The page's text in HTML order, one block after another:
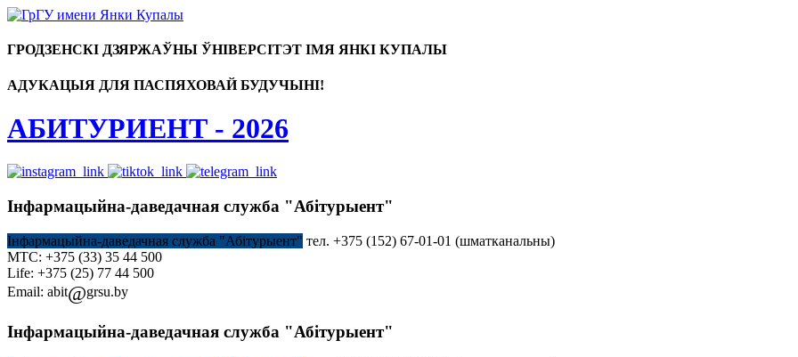
ГРОДЗЕНСКІ ДЗЯРЖАЎНЫ ЎНІВЕРСІТЭТ ІМЯ ЯНКІ КУПАЛЫ
АДУКАЦЫЯ ДЛЯ ПАСПЯХОВАЙ БУДУЧЫНІ!
АБИТУРИЕНТ - 2026
Інфармацыйна-даведачная служба "Абітурыент"
Інфармацыйна-даведачная служба "Абітурыент" тел. +375 (152) 67-01-01 (шматканальны)
МТС: +375 (33) 35 44 500
Life: +375 (25) 77 44 500
Email: abit@grsu.by
Інфармацыйна-даведачная служба "Абітурыент"